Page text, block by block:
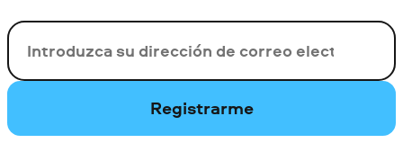
Su correo electrónico
Registrarme